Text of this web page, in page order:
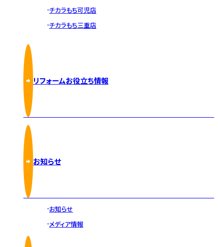
チカラもち可児店
チカラもち三重店
リフォームお役立ち情報
お知らせ
お知らせ
メディア情報